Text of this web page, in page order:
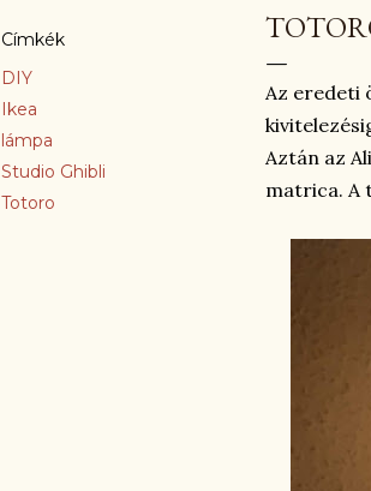
Címkék
DIY
Ikea
lámpa
Studio Ghibli
Totoro
Az eredeti
Aztán az
matrica. A